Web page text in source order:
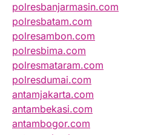
polresbanjarmasin.com
polresbatam.com
polresambon.com
polresbima.com
polresmataram.com
polresdumai.com
antamjakarta.com
antambekasi.com
antambogor.com